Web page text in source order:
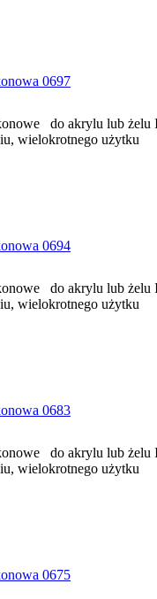
0697
do akrylu lub żelu
wielokrotnego użytku
0694
do akrylu lub żelu
wielokrotnego użytku
0683
do akrylu lub żelu
wielokrotnego użytku
0675